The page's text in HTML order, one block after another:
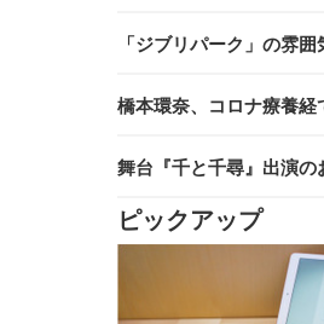
「ジブリパーク」の雰
橋本環奈、コロナ療養経
舞台『千と千尋』出演の
ピックアップ